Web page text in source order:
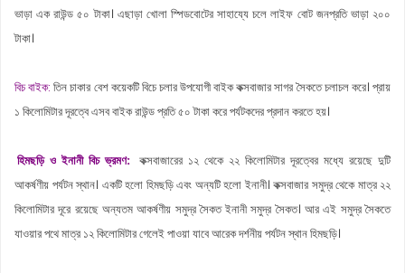
ভাড়া এক রাউন্ড ৫০ টাকা। এছাড়া খোলা স্পিডবোটের সাহায্যে চলে লাইফ বোট জনপ্রতি ভাড়া ২০০
টাকা।
বিচ বাইক:তিন চাকার বেশ কয়েকটি বিচে চলার উপযোগী বাইক কক্সবাজার সাগর সৈকতে চলাচল করে। প্রায়
১ কিলোমিটার দূরত্বে এসব বাইক রাউন্ড প্রতি ৫০ টাকা করে পর্যটকদের প্রদান করতে হয়।
হিমছড়ি ও ইনানী বিচ ভ্রমণ: কক্সবাজারের ১২ থেকে ২২ কিলোমিটার দূরত্বের মধ্যে রয়েছে দুটি
আকর্ষণীয় পর্যটন স্থান। একটি হলো হিমছড়ি এবং অন্যটি হলো ইনানী। কক্সবাজার সমুদ্র থেকে মাত্র ২২
কিলোমিটার দূরে রয়েছে অন্যতম আকর্ষণীয় সমুদ্র সৈকত ইনানী সমুদ্র সৈকত। আর এই সমুদ্র সৈকতে
যাওয়ার পথে মাত্র ১২ কিলোমিটার গেলেই পাওয়া যাবে আরেক দর্শনীয় পর্যটন স্থান হিমছড়ি।